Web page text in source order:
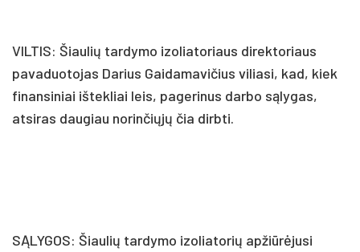
VILTIS: Šiaulių tardymo izoliatoriaus direktoriaus
pavaduotojas Darius Gaidamavičius viliasi, kad, kiek
finansiniai ištekliai leis, pagerinus darbo sąlygas,
atsiras daugiau norinčiųjų čia dirbti.
SĄLYGOS: Šiaulių tardymo izoliatorių apžiūrėjusi